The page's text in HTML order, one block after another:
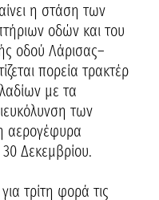
η στάση των
οδών και του
οδού Λάρισας–
πορεία τρακτέρ
με τα
των
αερογέφυρα
30 Δεκεμβρίου.
τρίτη φορά τις